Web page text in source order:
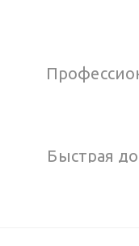
Быстрая